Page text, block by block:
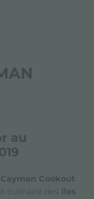
au
Cayman Cookout
culinaire des îles